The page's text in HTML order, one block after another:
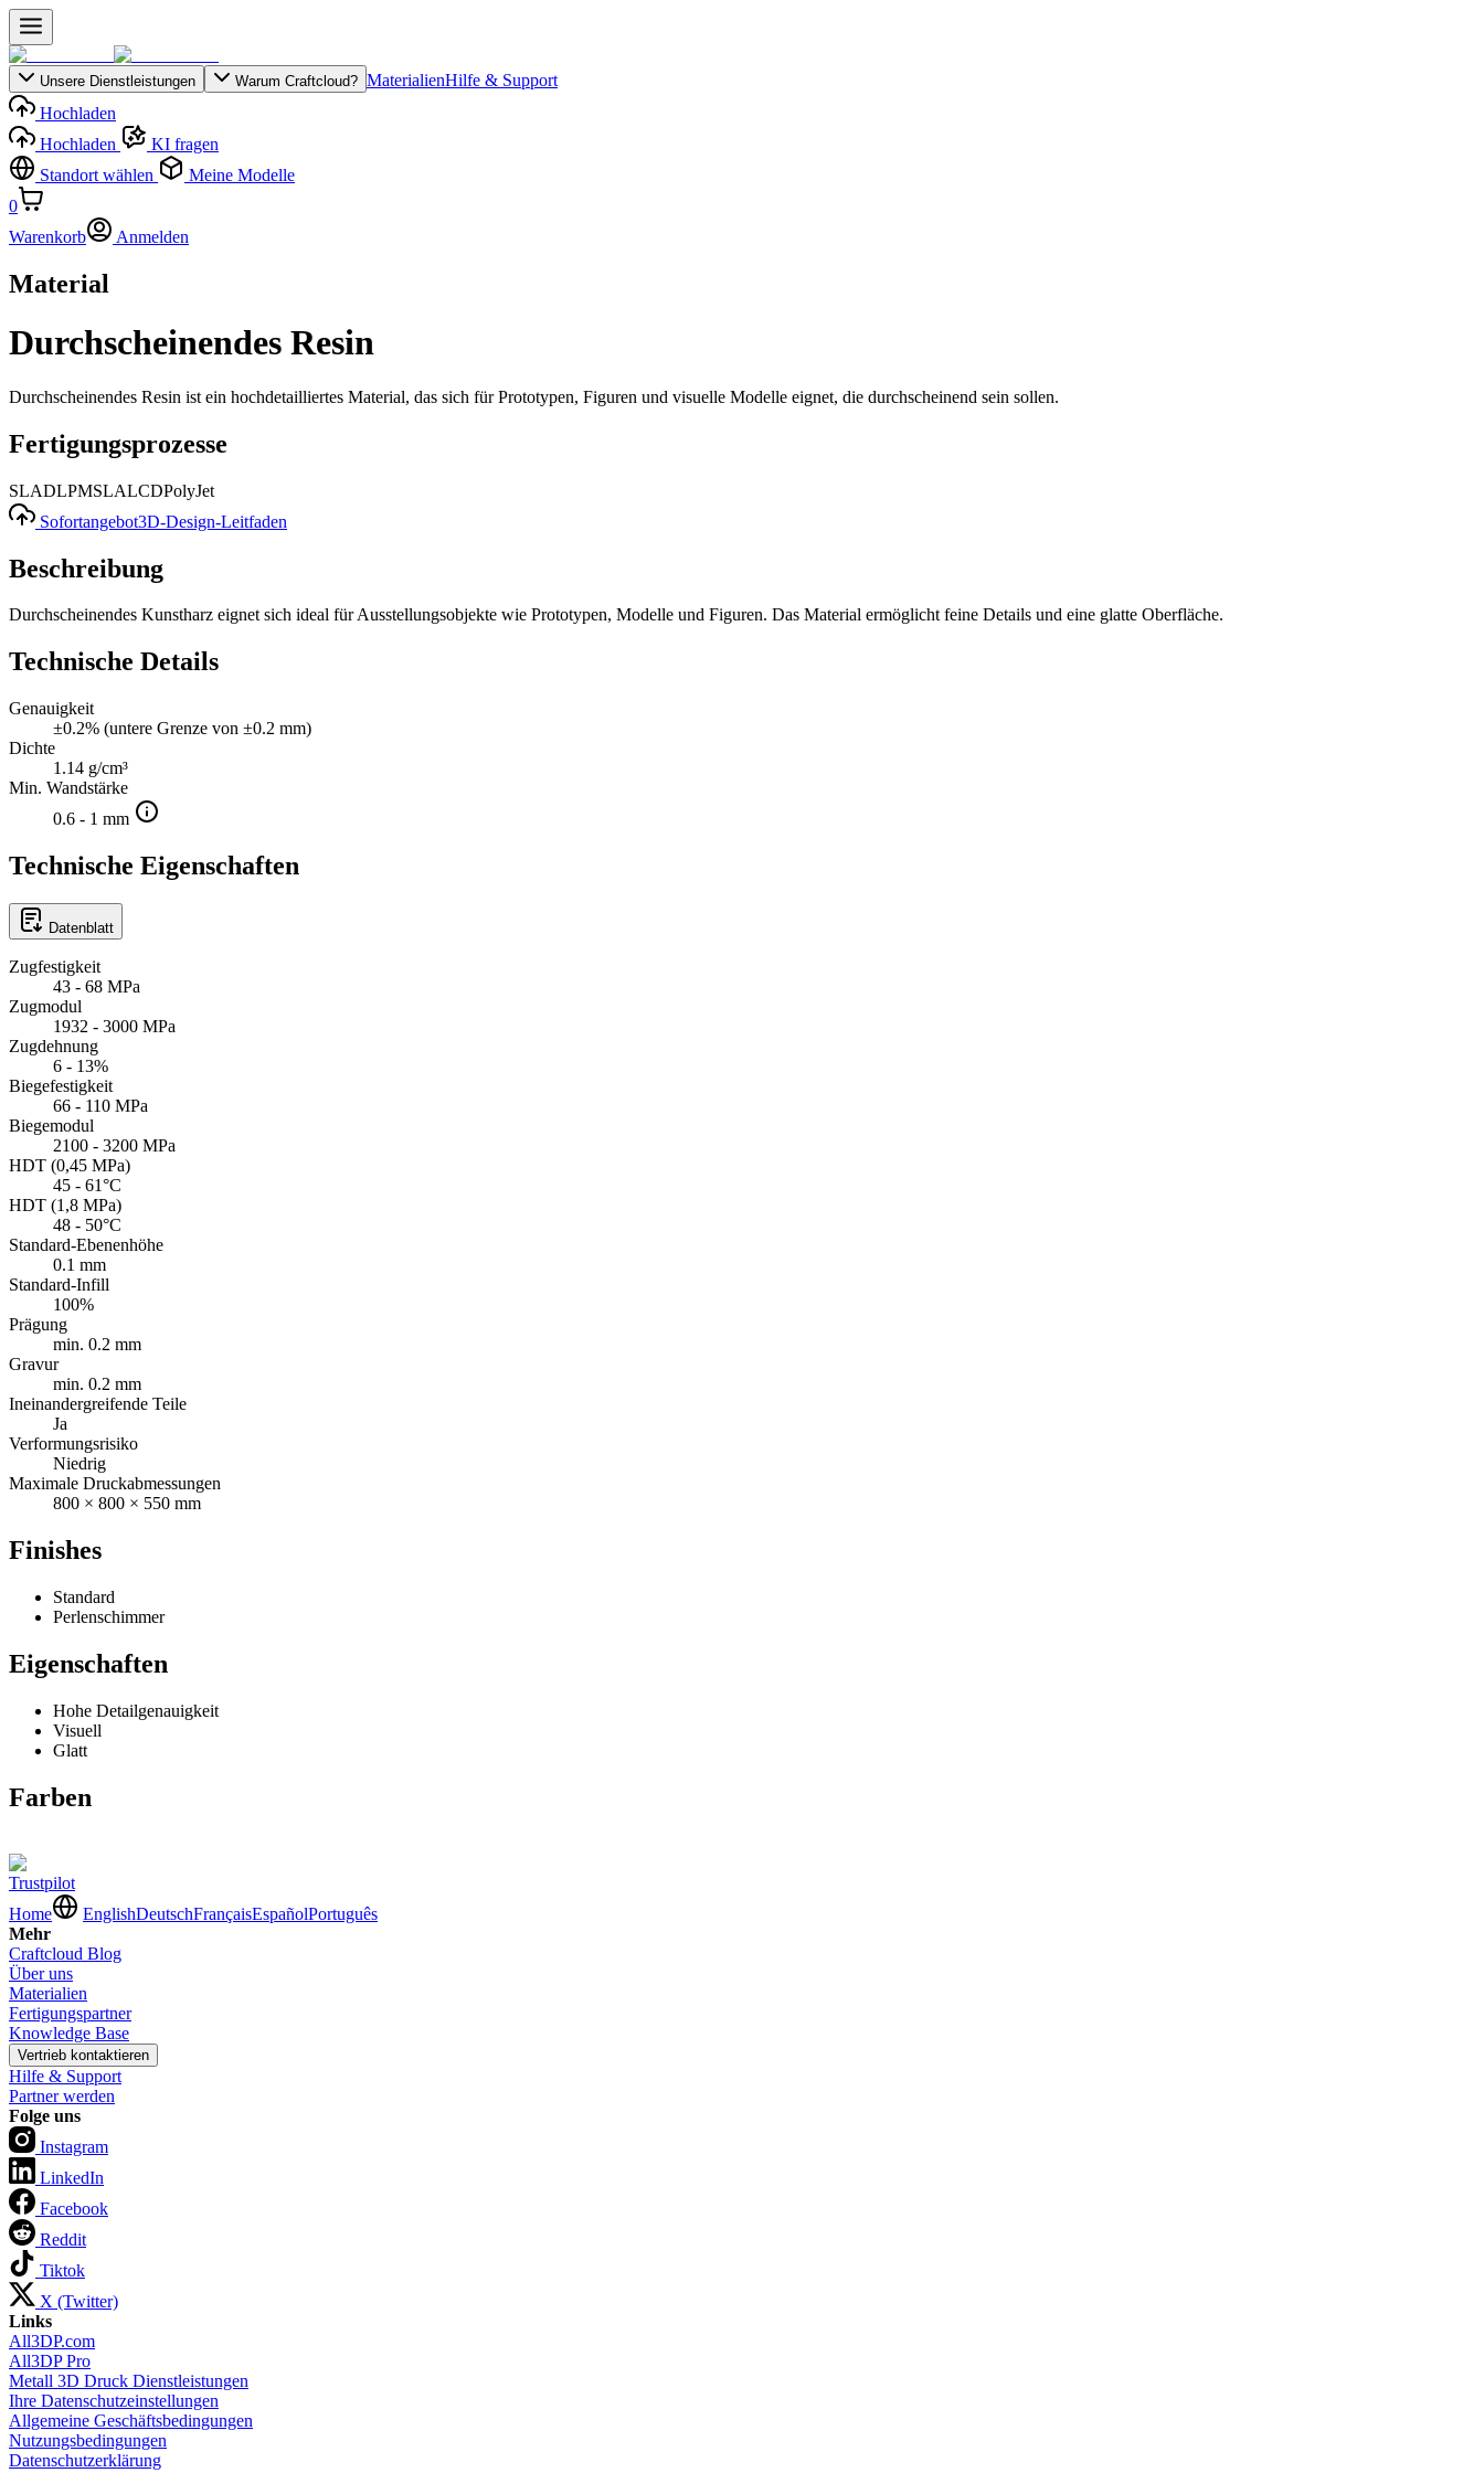
Unsere Dienstleistungen Warum Craftcloud? MaterialienHilfe & Support
Hochladen
Hochladen
KI fragen
Standort wählen
Meine Modelle
0
Warenkorb
Anmelden
Material
Durchscheinendes Resin
Durchscheinendes Resin ist ein hochdetailliertes Material, das sich für Prototypen, Figuren und visuelle Modelle eignet, die durchscheinend sein sollen.
Fertigungsprozesse
SLADLPMSLALCDPolyJet
Sofortangebot3D-Design-Leitfaden
Beschreibung
Durchscheinendes Kunstharz eignet sich ideal für Ausstellungsobjekte wie Prototypen, Modelle und Figuren. Das Material ermöglicht feine Details und eine glatte Oberfläche.
Technische Details
Genauigkeit
±0.2% (untere Grenze von ±0.2 mm)
Dichte
1.14 g/cm³
Min. Wandstärke
0.6 - 1 mm
Technische Eigenschaften
Datenblatt
Zugfestigkeit
43 - 68 MPa
Zugmodul
1932 - 3000 MPa
Zugdehnung
6 - 13%
Biegefestigkeit
66 - 110 MPa
Biegemodul
2100 - 3200 MPa
HDT (0,45 MPa)
45 - 61°C
HDT (1,8 MPa)
48 - 50°C
Standard-Ebenenhöhe
0.1 mm
Standard-Infill
100%
Prägung
min. 0.2 mm
Gravur
min. 0.2 mm
Ineinandergreifende Teile
Ja
Verformungsrisiko
Niedrig
Maximale Druckabmessungen
800 × 800 × 550 mm
Finishes
Standard
Perlenschimmer
Eigenschaften
Hohe Detailgenauigkeit
Visuell
Glatt
Farben
Trustpilot
Home
EnglishDeutschFrançaisEspañolPortuguês
Mehr
Craftcloud Blog
Über uns
Materialien
Fertigungspartner
Knowledge Base
Vertrieb kontaktieren
Hilfe & Support
Partner werden
Folge uns
Instagram
LinkedIn
Facebook
Reddit
Tiktok
X (Twitter)
Links
All3DP.com
All3DP Pro
Metall 3D Druck Dienstleistungen
Ihre Datenschutzeinstellungen
Allgemeine Geschäftsbedingungen
Nutzungsbedingungen
Datenschutzerklärung